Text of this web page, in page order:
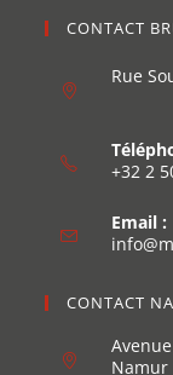
CONTACT
Rue
+32 2
Email :
CONTACT
Namur